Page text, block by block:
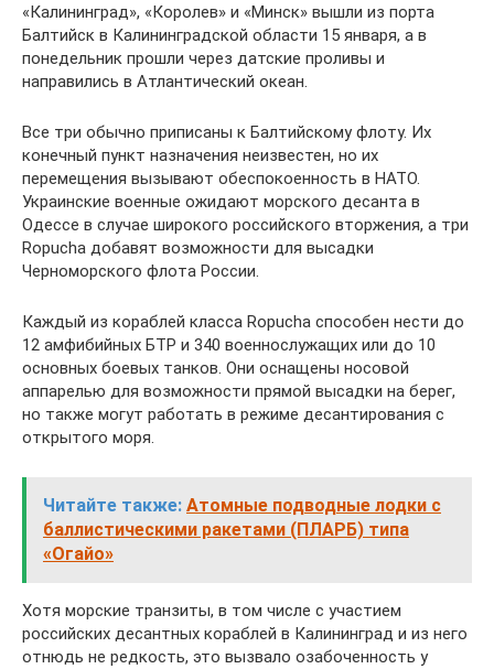
«Калининград», «Королев» и «Минск» вышли из порта
Балтийск в Калининградской области 15 января, а в
понедельник прошли через датские проливы и
направились в Атлантический океан.
Все три обычно приписаны к Балтийскому флоту. Их
конечный пункт назначения неизвестен, но их
перемещения вызывают обеспокоенность в НАТО.
Украинские военные ожидают морского десанта в
Одессе в случае широкого российского вторжения, а три
Ropucha добавят возможности для высадки
Черноморского флота России.
Каждый из кораблей класса Ropucha способен нести до
12 амфибийных БТР и 340 военнослужащих или до 10
основных боевых танков. Они оснащены носовой
аппарелью для возможности прямой высадки на берег,
но также могут работать в режиме десантирования с
открытого моря.
Читайте также: Атомные подводные лодки с
баллистическими ракетами (ПЛАРБ) типа
«Огайо»
Хотя морские транзиты, в том числе с участием
российских десантных кораблей в Калининград и из него
отнюдь не редкость, это вызвало озабоченность у